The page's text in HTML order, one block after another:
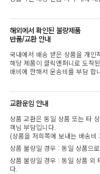
해외에서 확인된 불량제품
반품/교환 안내
국내에서 배송 받은 상품을 개인
해당 제품이 클릭앤퍼니로 도착
배비에 한해서 운송비를 부담 합
교환운임 안내
상품 교환은 동일 상품 또는 타
객님 부담입니다.
(상품을 저희쪽에 보내는 배송
상품 불량일 경우 : 동일 상품으
상품 불량일 경우 : 동일 상품
다.